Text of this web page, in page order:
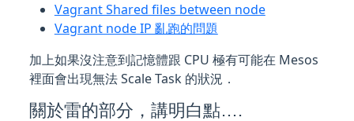
Vagrant Shared files between node
Vagrant node IP 亂跑的問題
加上如果沒注意到記憶體跟 CPU 極有可能在 Mesos
裡面會出現無法 Scale Task 的狀況．
關於雷的部分，講明白點….